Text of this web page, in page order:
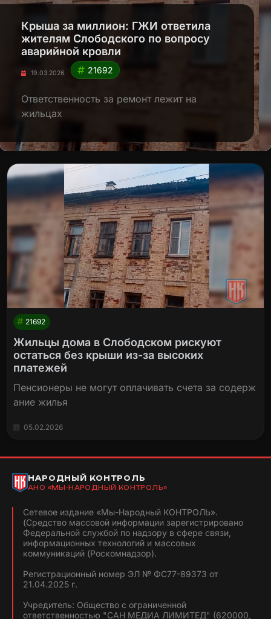
Крыша за миллион: ГЖИ ответила
жителям Слободского по вопросу
аварийной кровли
19.03.2026 21692
Ответственность за ремонт лежит на
жильцах
21692
Жильцы дома в Слободском рискуют
остаться без крыши из-за высоких
платежей
Пенсионеры не могут оплачивать счета за содерж
ание жилья
05.02.2026
НАРОДНЫЙ КОНТРОЛЬ
АНО «МЫ-НАРОДНЫЙ КОНТРОЛЬ»
Сетевое издание «Мы-Народный КОНТРОЛЬ».
(Средство массовой информации зарегистрировано
Федеральной службой по надзору в сфере связи,
информационных технологий и массовых
коммуникаций (Роскомнадзор).
Регистрационный номер ЭЛ № ФС77-89373 от
21.04.2025 г.
Учредитель: Общество с ограниченной
ответственностью "САН МЕДИА ЛИМИТЕД" (620000,